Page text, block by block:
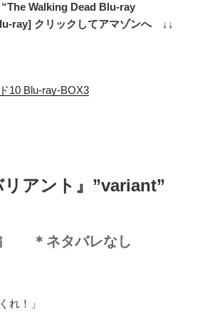
Walking Dead Blu-ray
ray] クリックしてアマゾンへ ↓↓
10 Blu-ray-BOX3
リアント』”variant”
＊ネタバレなし
れ！」